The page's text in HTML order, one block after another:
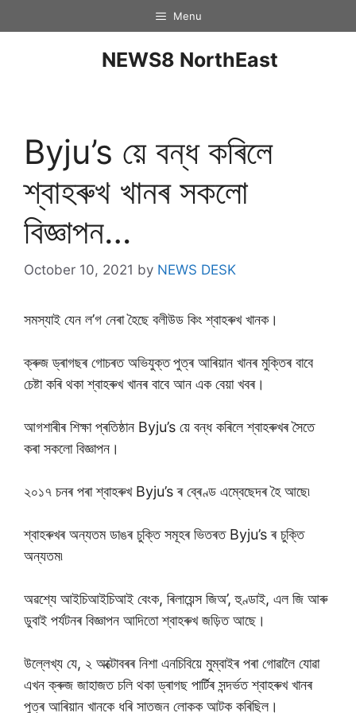
Menu
NEWS8 NorthEast
Byju’s য়ে বন্ধ কৰিলে
শ্বাহৰুখ খানৰ সকলো
বিজ্ঞাপন…
October 10, 2021 by NEWS DESK
সমস্যাই যেন ল’গ নেৰা হৈছে বলীউড কিং শ্বাহৰুখ খানক।
ক্ৰুজ ড্ৰাগছৰ গোচৰত অভিযুক্তপুত্ৰ আৰিয়ান খানৰ মুক্তিৰ বাবে
চেষ্টা কৰি থকা শ্বাহৰুখ খানৰ বাবে আন এক বেয়া খবৰ।
আগশাৰীৰ শিক্ষা প্ৰতিষ্ঠান Byju’s য়ে বন্ধ কৰিলে শ্বাহৰুখৰ সৈতে
কৰা সকলো বিজ্ঞাপন।
২০১৭ চনৰ পৰা শ্বাহৰুখ Byju’s ৰ ব্ৰেণ্ড এম্বেছেদৰ হৈ আছে৷
শ্বাহৰুখৰ অন্যতম ডাঙৰ চুক্তি সমূহৰ ভিতৰত Byju’s ৰ চুক্তি
অন্যতম৷
অৱশ্যে আইচিআইচিআই বেংক, ৰিলায়েন্স জিঅ’, হুণ্ডাই, এল জি আৰু
ডুবাই পৰ্যটনৰ বিজ্ঞাপন আদিতো শ্বাহৰুখ জড়িত আছে।
উল্লেখ্য যে, ২ অক্টোবৰৰ নিশা এনচিবিয়ে মুম্বাইৰ পৰা গোৱালৈ যোৱা
এখন ক্ৰুজ জাহাজত চলি থকা ড্ৰাগছ পাৰ্টিৰ সন্দৰ্ভত শ্বাহৰুখ খানৰ
পুত্ৰ আৰিয়ান খানকে ধৰি সাতজন লোকক আটক কৰিছিল।